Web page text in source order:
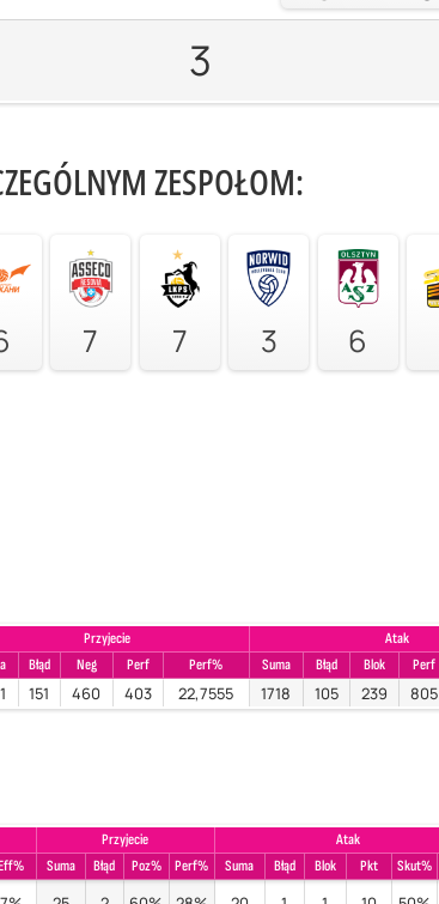
3
ZESPOŁOM:
7 7 3 6
Przyjecie Atak
Błąd Neg Perf Perf% Suma Błąd Blok Perf
151 460 403 22,7555 1718 105 239 805
Przyjecie Atak
Suma Błąd Poz% Perf% Suma Błąd Blok Pkt Skut%